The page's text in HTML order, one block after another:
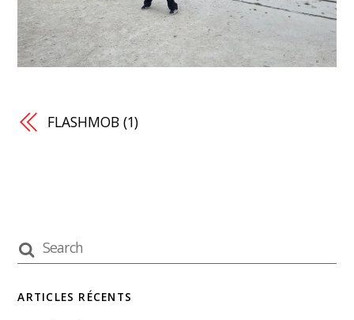
FLASHMOB (1)
ARTICLES RÉCENTS